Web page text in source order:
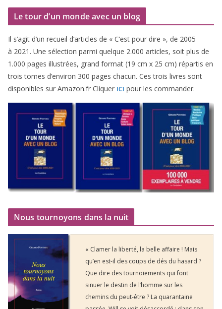
Le tour d’un monde avec un blog
Il s’agit d’un recueil d’ar­ticles de « C’est pour dire », de 2005
à 2021 . Une sélec­tion par­mi quelque 2.000 articles, soit plus de
1 .000 pages illus­trées, grand for­mat (19 cm x 25 cm) répar­tis en
trois tomes d’environ 300 pages cha­cun. Ces trois livres sont
dis­po­nibles sur Amazon​.fr Cliquer ICI pour les commander.
Nous tournoyons dans la nuit
« Clamer la liberté, la belle affaire ! Mais
qu’en est-il des coups de dés du hasard ?
Que dire des tournoiements qui font
sinuer le destin de l’homme sur les
chemins du peut-être ? La quarantaine